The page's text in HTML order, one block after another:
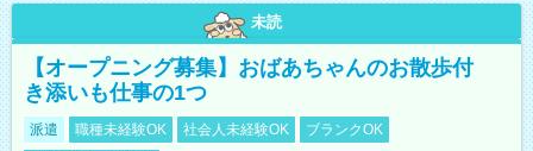
未読
【オープニング募集】おばあちゃんのお散歩付
き添いも仕事の1つ
派遣 職種未経験OK 社会人未経験OK
ブランクOK